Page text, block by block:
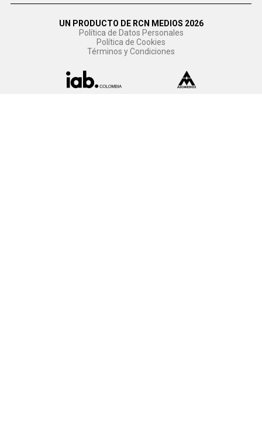
UN PRODUCTO DE RCN MEDIOS 2026
Política de Datos Personales
Política de Cookies
Términos y Condiciones